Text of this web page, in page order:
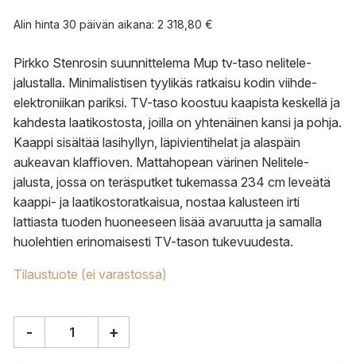
Alin hinta 30 päivän aikana: 2 318,80 €
Pirkko Stenrosin suunnittelema Mup tv-taso nelitele-
jalustalla. Minimalistisen tyylikäs ratkaisu kodin viihde-
elektroniikan pariksi. TV-taso koostuu kaapista keskellä ja
kahdesta laatikostosta, joilla on yhtenäinen kansi ja pohja.
Kaappi sisältää lasihyllyn, läpivientihelat ja alaspäin
aukeavan klaffioven. Mattahopean värinen Nelitele-
jalusta, jossa on teräsputket tukemassa 234 cm leveätä
kaappi- ja laatikostoratkaisua, nostaa kalusteen irti
lattiasta tuoden huoneeseen lisää avaruutta ja samalla
huolehtien erinomaisesti TV-tason tukevuudesta.
Tilaustuote (ei varastossa)
- +